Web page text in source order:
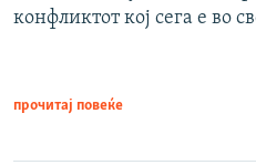
конфликтот кој сега е во
прочитај повеќе